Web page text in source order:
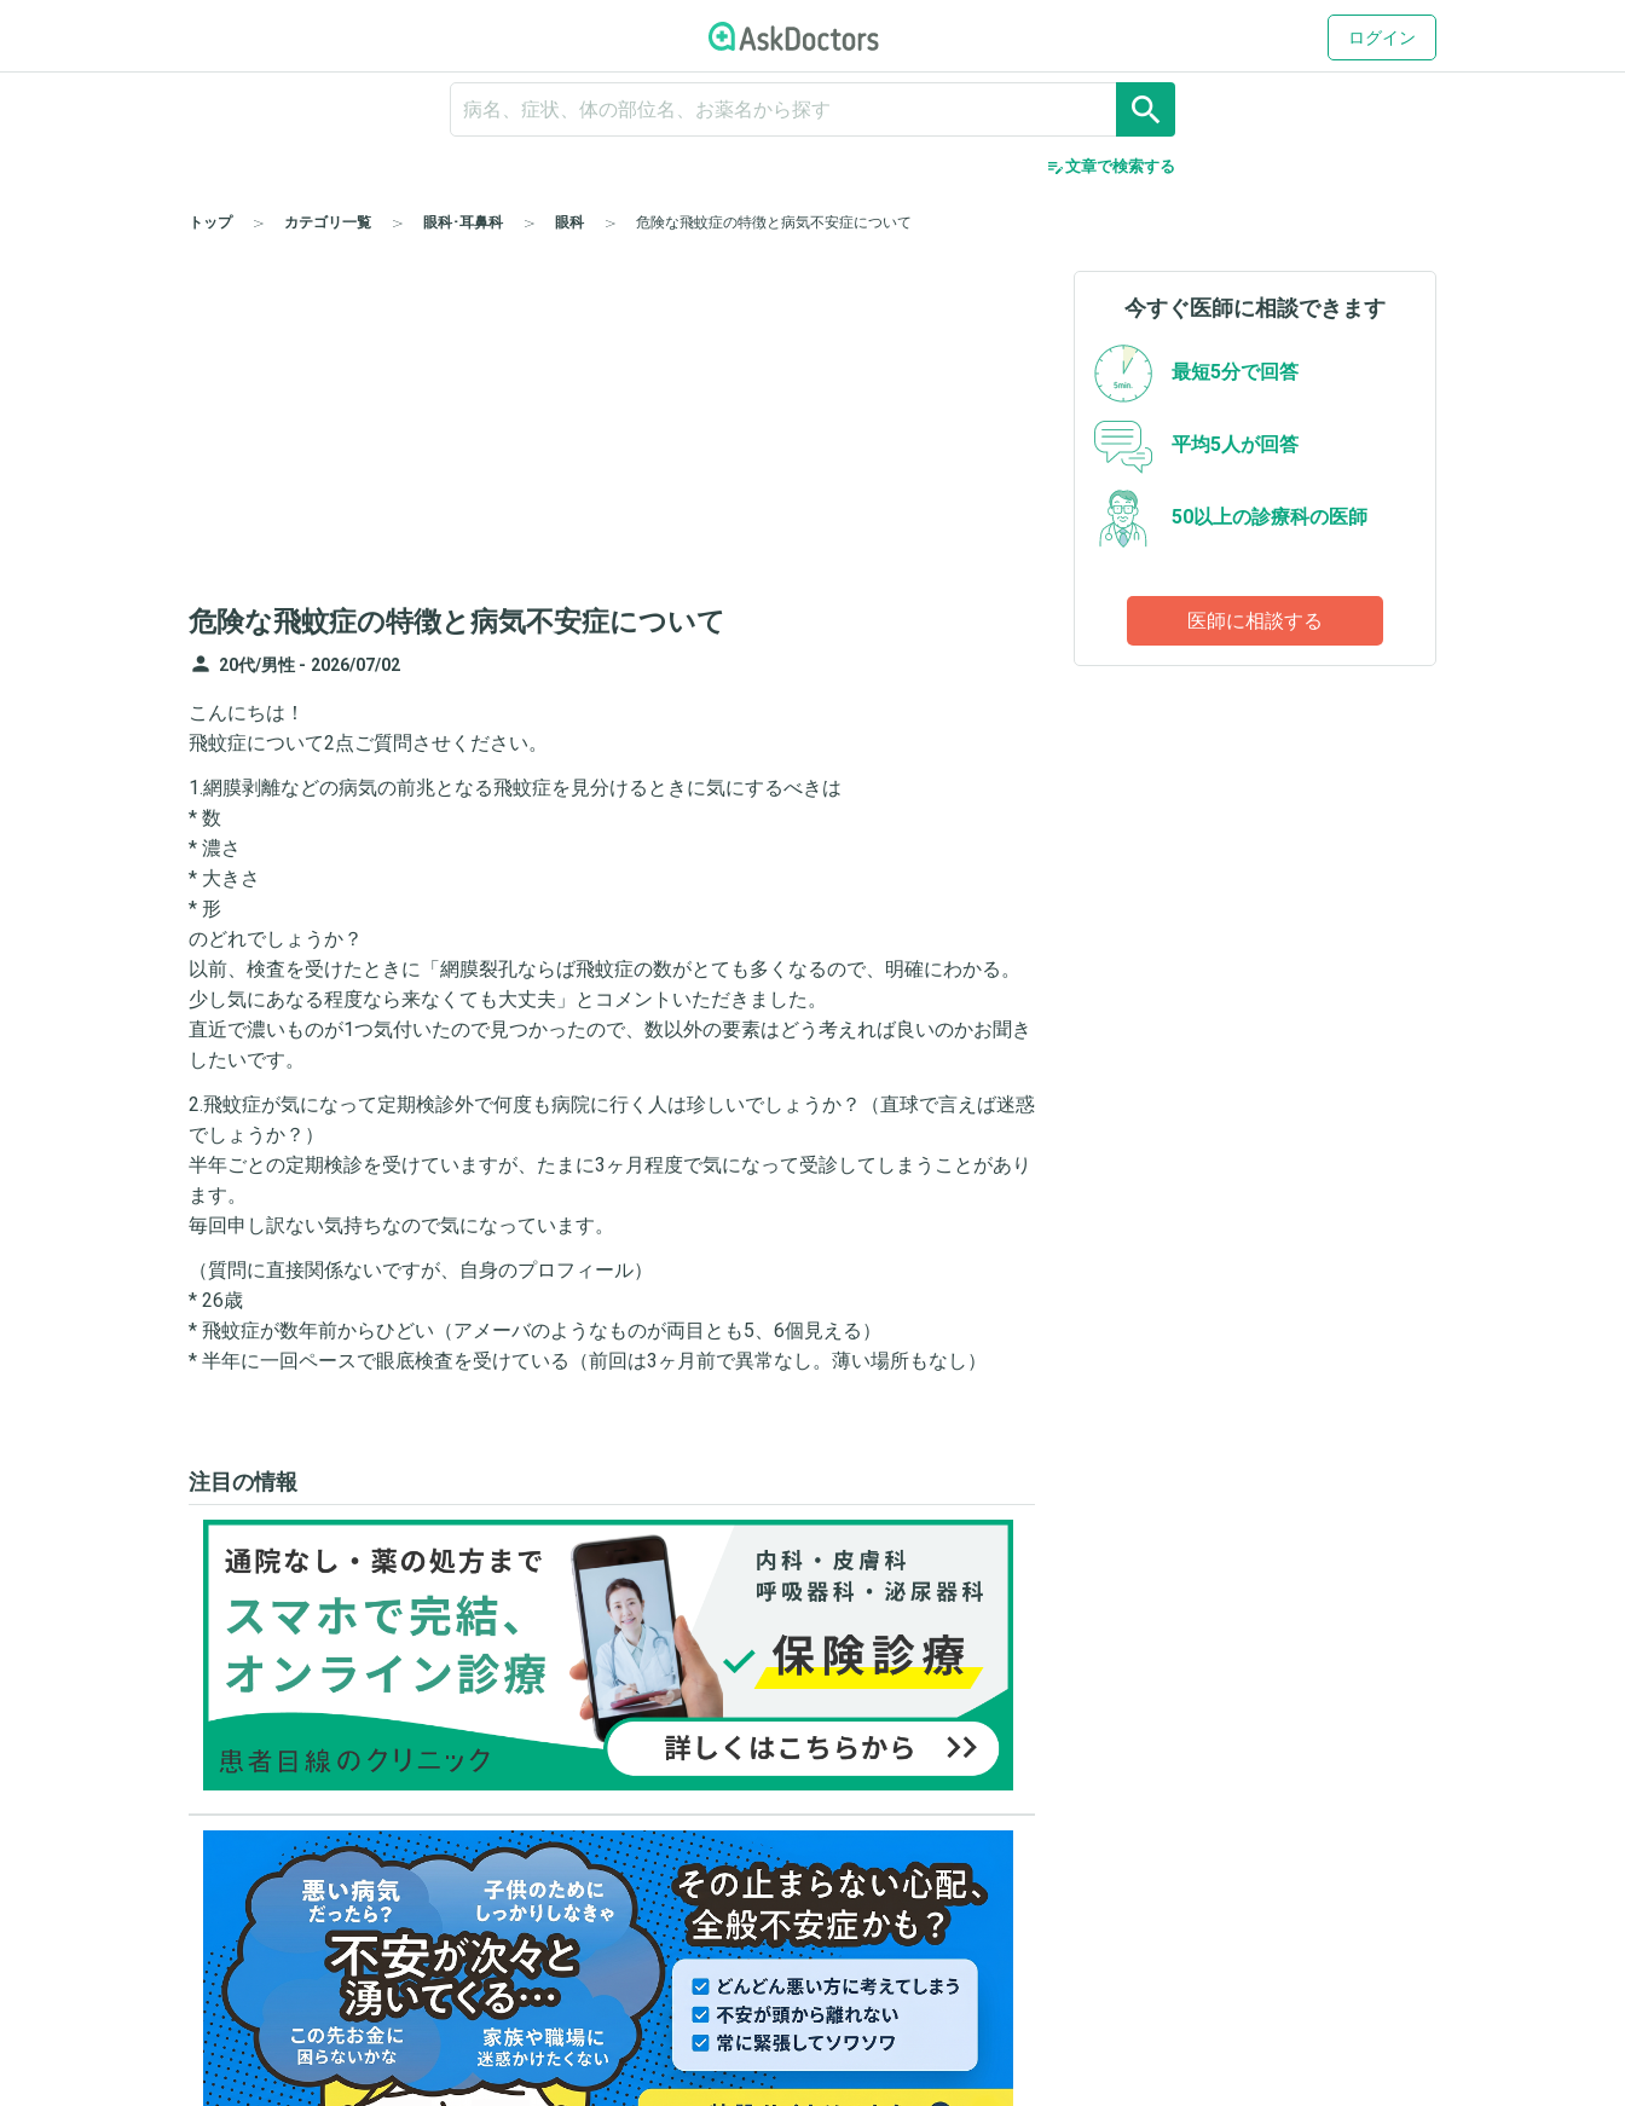
ログイン
search
edit_note文章で検索する
トップ カテゴリ一覧 眼科･耳鼻科 眼科 危険な飛蚊症の特徴と病気不安症について
危険な飛蚊症の特徴と病気不安症について
person 20代/男性 - 2026/07/02
こんにちは！
飛蚊症について2点ご質問させください。
1.網膜剥離などの病気の前兆となる飛蚊症を見分けるときに気にするべきは
* 数
* 濃さ
* 大きさ
* 形
のどれでしょうか？
以前、検査を受けたときに「網膜裂孔ならば飛蚊症の数がとても多くなるので、明確にわかる。
少し気にあなる程度なら来なくても大丈夫」とコメントいただきました。
直近で濃いものが1つ気付いたので見つかったので、数以外の要素はどう考えれば良いのかお聞き
したいです。
2.飛蚊症が気になって定期検診外で何度も病院に行く人は珍しいでしょうか？（直球で言えば迷惑
でしょうか？）
半年ごとの定期検診を受けていますが、たまに3ヶ月程度で気になって受診してしまうことがあり
ます。
毎回申し訳ない気持ちなので気になっています。
（質問に直接関係ないですが、自身のプロフィール）
* 26歳
* 飛蚊症が数年前からひどい（アメーバのようなものが両目とも5、6個見える）
* 半年に一回ペースで眼底検査を受けている（前回は3ヶ月前で異常なし。薄い場所もなし）
注目の情報
今すぐ医師に相談できます
最短5分で回答
平均5人が回答
50以上の診療科の医師
医師に相談する